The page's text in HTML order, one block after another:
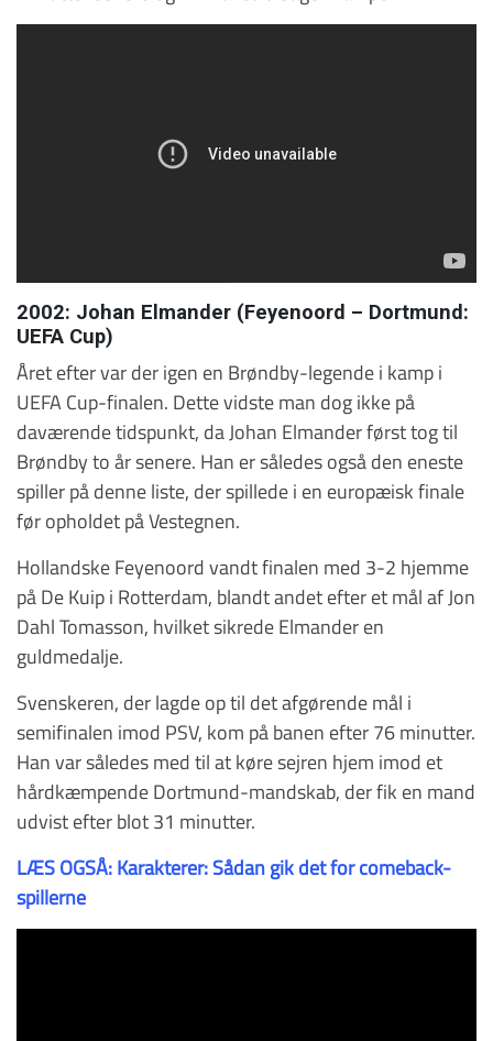
2002: Johan Elmander (Feyenoord – Dortmund:
UEFA Cup)
Året efter var der igen en Brøndby-legende i kamp i
UEFA Cup-finalen. Dette vidste man dog ikke på
daværende tidspunkt, da Johan Elmander først tog til
Brøndby to år senere. Han er således også den eneste
spiller på denne liste, der spillede i en europæisk finale
før opholdet på Vestegnen.
Hollandske Feyenoord vandt finalen med 3-2 hjemme
på De Kuip i Rotterdam, blandt andet efter et mål af Jon
Dahl Tomasson, hvilket sikrede Elmander en
guldmedalje.
Svenskeren, der lagde op til det afgørende mål i
semifinalen imod PSV, kom på banen efter 76 minutter.
Han var således med til at køre sejren hjem imod et
hårdkæmpende Dortmund-mandskab, der fik en mand
udvist efter blot 31 minutter.
LÆS OGSÅ: Karakterer: Sådan gik det for comeback-
spillerne